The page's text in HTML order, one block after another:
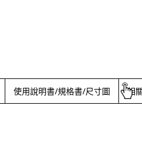
使用說明書/規格書/尺寸圖 相